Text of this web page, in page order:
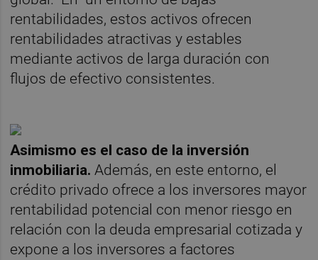
rentabilidades, estos activos ofrecen
rentabilidades atractivas y estables
mediante activos de larga duración con
flujos de efectivo consistentes.
Asimismo es el caso de la inversión
inmobiliaria. Además, en este entorno, el
crédito privado ofrece a los inversores mayor
rentabilidad potencial con menor riesgo en
relación con la deuda empresarial cotizada y
expone a los inversores a factores